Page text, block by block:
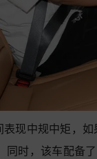
现中规中矩，
同时，该车配备